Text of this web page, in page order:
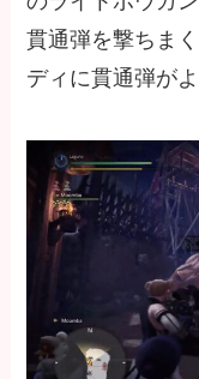
貫通弾を撃ちま
ディに貫通弾が